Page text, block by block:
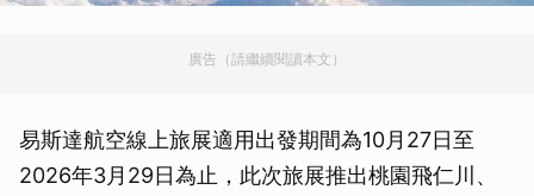
廣告（請繼續閱讀本文）
易斯達航空線上旅展適用出發期間為10月27日至
2026年3月29日為止，此次旅展推出桃園飛仁川、